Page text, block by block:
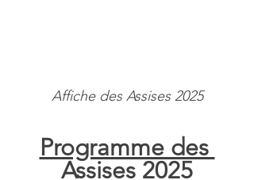
Affiche des Assises 2025
Programme des
Assises 2025